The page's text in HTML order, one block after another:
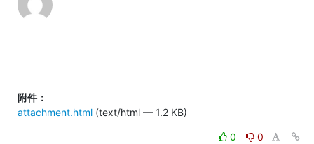
附件：
attachment.html (text/html — 1.2 KB)
0
0